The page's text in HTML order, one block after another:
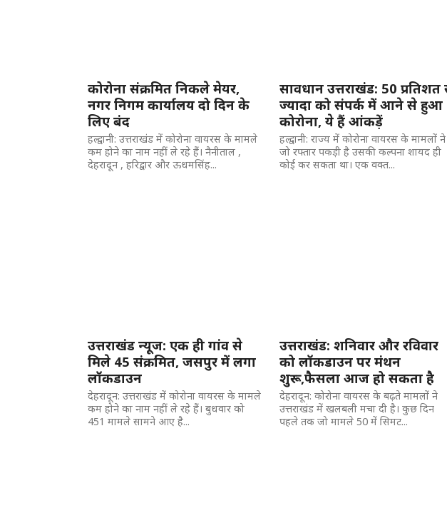
कोरोना संक्रमित निकले मेयर,
नगर निगम कार्यालय दो दिन के
लिए बंद
हल्द्वानी: उत्तराखंड में कोरोना वायरस के मामले
कम होने का नाम नहीं ले रहे हैं। नैनीताल ,
देहरादून , हरिद्वार और ऊधमसिंह...
सावधान उत्तराखंड: 50 प्रतिशत
ज्यादा को संपर्क में आने से हुआ
कोरोना, ये हैं आंकड़ें
हल्द्वानी: राज्य में कोरोना वायरस के मामलों ने
जो रफ्तार पकड़ी है उसकी कल्पना शायद ही
कोई कर सकता था। एक वक्त...
उत्तराखंड न्यूज: एक ही गांव से
मिले 45 संक्रमित, जसपुर में लगा
लॉकडाउन
देहरादून: उत्तराखंड में कोरोना वायरस के मामले
कम होने का नाम नहीं ले रहे हैं। बुधवार को
451 मामले सामने आए है...
उत्तराखंड: शनिवार और रविवार
को लॉकडाउन पर मंथन
शुरू,फैसला आज हो सकता है
देहरादून: कोरोना वायरस के बढ़ते मामलों ने
उत्तराखंड में खलबली मचा दी है। कुछ दिन
पहले तक जो मामले 50 में सिमट...